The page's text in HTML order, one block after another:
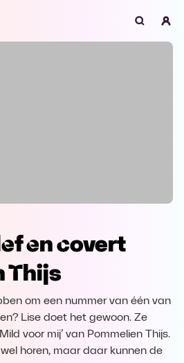
niet ondersteund
Download
en covert
Thijs
om een nummer van één van
Lise doet het gewoon. Ze
voor mij’ van Pommelien Thijs.
horen, maar daar kunnen de